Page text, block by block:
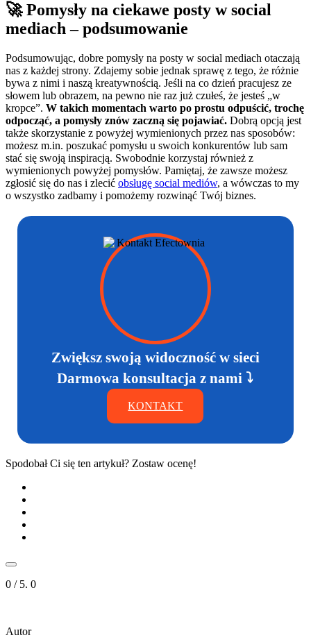
🚀 Pomysły na ciekawe posty w social
mediach – podsumowanie
Podsumowując, dobre pomysły na posty w social mediach otaczają
nas z każdej strony. Zdajemy sobie jednak sprawę z tego, że różnie
bywa z nimi i naszą kreatywnością. Jeśli na co dzień pracujesz ze
słowem lub obrazem, na pewno nie raz już czułeś, że jesteś „w
kropce”. W takich momentach warto po prostu odpuścić, trochę
odpocząć, a pomysły znów zaczną się pojawiać. Dobrą opcją jest
także skorzystanie z powyżej wymienionych przez nas sposobów:
możesz m.in. poszukać pomysłu u swoich konkurentów lub sam
stać się swoją inspiracją. Swobodnie korzystaj również z
wymienionych powyżej pomysłów. Pamiętaj, że zawsze możesz
zgłosić się do nas i zlecić obsługę social mediów, a wówczas to my
o wszystko zadbamy i pomożemy rozwinąć Twój biznes.
Zwiększ swoją widoczność w sieci
Darmowa konsultacja z nami ⤵
KONTAKT
Spodobał Ci się ten artykuł? Zostaw ocenę!
0 / 5. 0
Autor